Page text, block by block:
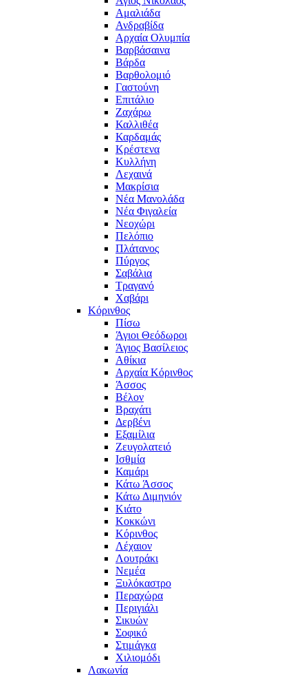
Αμαλιάδα
Ανδραβίδα
Αρχαία Ολυμπία
Βαρβάσαινα
Βάρδα
Βαρθολομιό
Γαστούνη
Επιτάλιο
Ζαχάρω
Καλλιθέα
Καρδαμάς
Κρέστενα
Κυλλήνη
Λεχαινά
Μακρίσια
Νέα Μανολάδα
Νέα Φιγαλεία
Νεοχώρι
Πελόπιο
Πλάτανος
Πύργος
Σαβάλια
Τραγανό
Χαβάρι
Κόρινθος
Πίσω
Άγιοι Θεόδωροι
Άγιος Βασίλειος
Αθίκια
Αρχαία Κόρινθος
Άσσος
Βέλον
Βραχάτι
Δερβένι
Εξαμίλια
Ζευγολατειό
Ισθμία
Καμάρι
Κάτω Άσσος
Κάτω Διμηνιόν
Κιάτο
Κοκκώνι
Κόρινθος
Λέχαιον
Λουτράκι
Νεμέα
Ξυλόκαστρο
Περαχώρα
Περιγιάλι
Σικυών
Σοφικό
Στιμάγκα
Χιλιομόδι
Λακωνία